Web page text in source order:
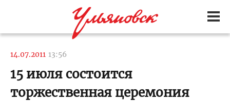
14.07.2011 13:56
15 июля состоится
торжественная церемония